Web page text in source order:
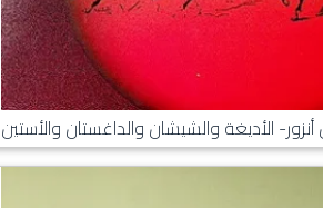
الأديغة والشيشان والداغستان والأستين